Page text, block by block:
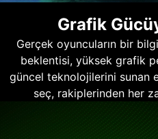
Grafik
Gerçek oyuncuların bir
beklentisi, yüksek grafik
güncel teknolojilerini sunan
seç, rakiplerinden her